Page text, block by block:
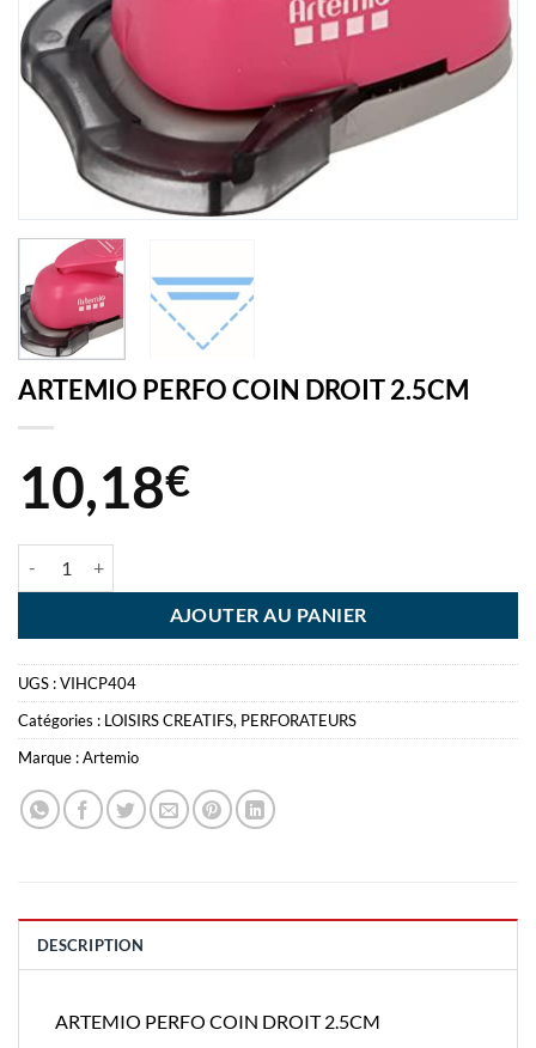
ARTEMIO PERFO COIN DROIT 2.5CM
10,18€
AJOUTER AU PANIER
UGS :VIHCP404
Catégories : LOISIRS CREATIFS, PERFORATEURS
Marque :Artemio
DESCRIPTION
ARTEMIO PERFO COIN DROIT 2.5CM